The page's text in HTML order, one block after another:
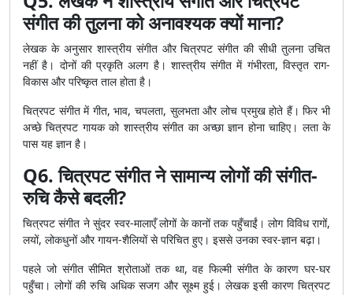
संगीत की तुलना को अनावश्यक क्यों माना?
लेखक के अनुसार शास्त्रीय संगीत और चित्रपट संगीत की सीधी तुलना उचित
नहीं है। दोनों की प्रकृति अलग है। शास्त्रीय संगीत में गंभीरता, विस्तृत राग-
विकास और परिष्कृत ताल होता है।
चित्रपट संगीत में गीत, भाव, चपलता, सुलभता और लोच प्रमुख होते हैं। फिर भी
अच्छे चित्रपट गायक को शास्त्रीय संगीत का अच्छा ज्ञान होना चाहिए। लता के
पास यह ज्ञान है।
Q6. चित्रपट संगीत ने सामान्य लोगों की संगीत-
रुचि कैसे बदली?
चित्रपट संगीत ने सुंदर स्वर-मालाएँ लोगों के कानों तक पहुँचाईं। लोग विविध रागों,
लयों, लोकधुनों और गायन-शैलियों से परिचित हुए। इससे उनका स्वर-ज्ञान बढ़ा।
पहले जो संगीत सीमित श्रोताओं तक था, वह फिल्मी संगीत के कारण घर-घर
पहुँचा। लोगों की रुचि अधिक सजग और सूक्ष्म हुई। लेखक इसी कारण चित्रपट